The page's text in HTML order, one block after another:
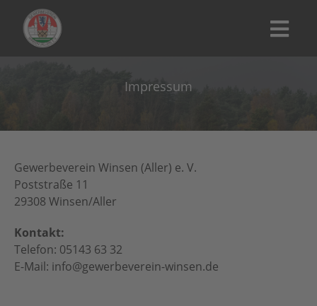
Impressum
Gewerbeverein Winsen (Aller) e. V.
Poststraße 11
29308 Winsen/Aller
Kontakt:
Telefon: 05143 63 32
E-Mail: info@gewerbeverein-winsen.de